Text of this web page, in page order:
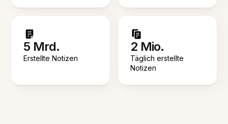
5 Mrd.
Erstellte Notizen
2 Mio.
Täglich erstellte
Notizen